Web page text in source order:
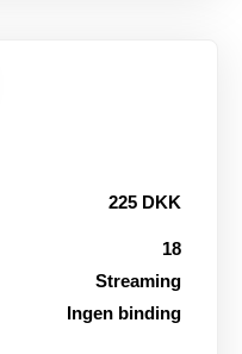
225 DKK
18
Streaming
Ingen binding